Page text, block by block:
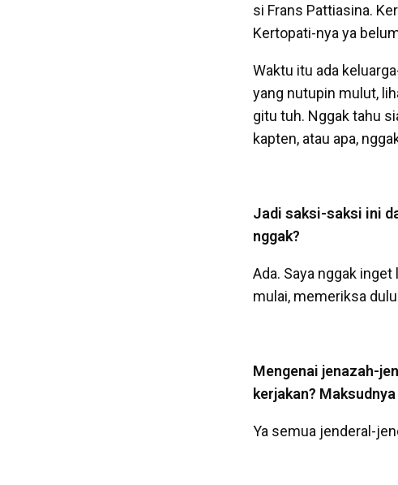
si Frans Pattiasina.
Kertopati-nya ya
Waktu itu ada
yang nutupin mulut,
gitu tuh. Nggak tahu
kapten, atau apa,
Jadi saksi-saksi ini
nggak?
Ada. Saya nggak
mulai, memeriksa
Mengenai jenazah-
kerjakan?
Ya semua jenderal-